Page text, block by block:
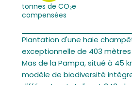
tonnes de CO₂e
compensées
Plantation d'une haie
exceptionnelle de 403 mètres
Mas de la Pampa, situé à 45
modèle de biodiversité